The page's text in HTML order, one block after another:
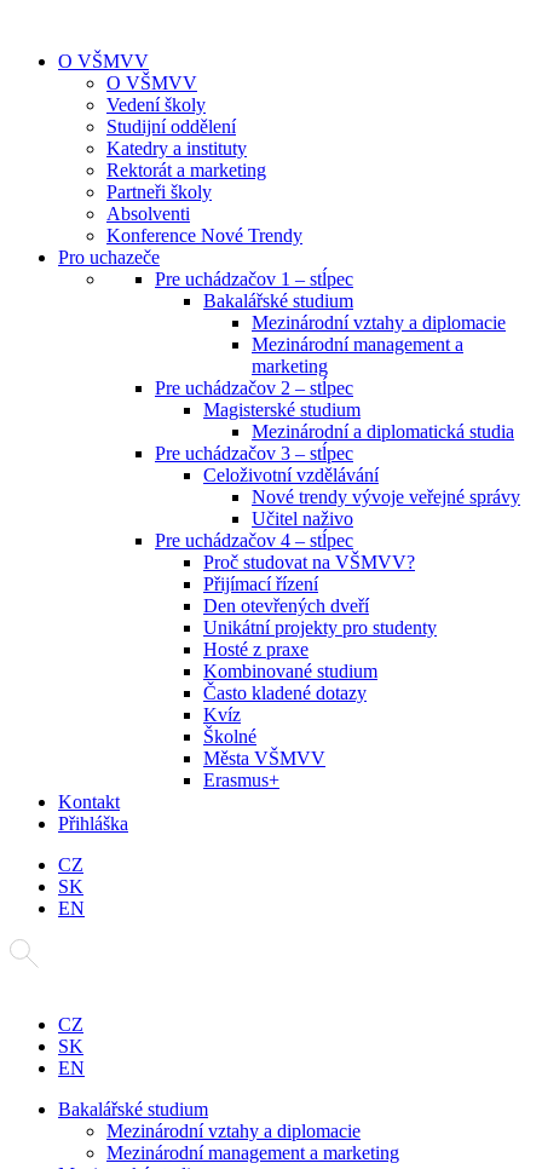
O VŠMVV
O VŠMVV
Vedení školy
Studijní oddělení
Katedry a instituty
Rektorát a marketing
Partneři školy
Absolventi
Konference Nové Trendy
Pro uchazeče
Pre uchádzačov 1 – stĺpec
Bakalářské studium
Mezinárodní vztahy a diplomacie
Mezinárodní management a
marketing
Pre uchádzačov 2 – stĺpec
Magisterské studium
Mezinárodní a diplomatická studia
Pre uchádzačov 3 – stĺpec
Celoživotní vzdělávání
Nové trendy vývoje veřejné správy
Učitel naživo
Pre uchádzačov 4 – stĺpec
Proč studovat na VŠMVV?
Přijímací řízení
Den otevřených dveří
Unikátní projekty pro studenty
Hosté z praxe
Kombinované studium
Často kladené dotazy
Kvíz
Školné
Města VŠMVV
Erasmus+
Kontakt
Přihláška
CZ
SK
EN
CZ
SK
EN
Bakalářské studium
Mezinárodní vztahy a diplomacie
Mezinárodní management a marketing